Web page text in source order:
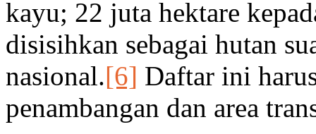
kayu; 22 juta hektare
disisihkan sebagai hutan
nasional.[6] Daftar ini
penambangan dan area